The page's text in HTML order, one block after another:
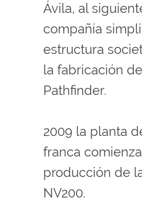
Ávila, al
compañía
estructura
la fabricación
Pathfinder.
2009 la planta
franca
producción de
NV200.